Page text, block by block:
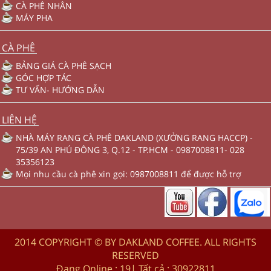
CÀ PHÊ NHÂN
MÁY PHA
CÀ PHÊ
BẢNG GIÁ CÀ PHÊ SẠCH
GÓC HỢP TÁC
TƯ VẤN- HƯỚNG DẪN
LIÊN HỆ
NHÀ MÁY RANG CÀ PHÊ DAKLAND (XƯỞNG RANG HACCP) -
75/39 AN PHÚ ĐÔNG 3, Q.12 - TP.HCM - 0987008811- 028
35356123
Mọi nhu cầu cà phê xin gọi: 0987008811 để được hỗ trợ
2014 COPYRIGHT © BY DAKLAND COFFEE. ALL RIGHTS
RESERVED